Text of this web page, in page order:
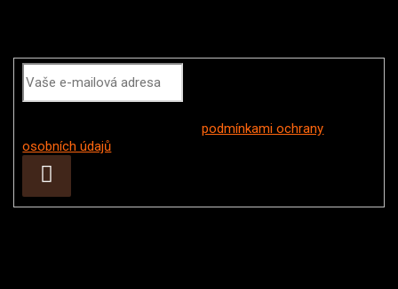
Vložením e-mailu souhlasíte spodmínkami ochrany
osobních údajů
se